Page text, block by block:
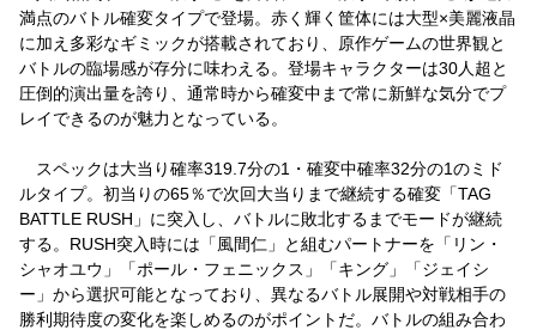
満点のバトル確変タイプで登場。赤く輝く筐体には大型×美麗液晶
に加え多彩なギミックが搭載されており、原作ゲームの世界観と
バトルの臨場感が存分に味わえる。登場キャラクターは30人超と
圧倒的演出量を誇り、通常時から確変中まで常に新鮮な気分でプ
レイできるのが魅力となっている。
スペックは大当り確率319.7分の1・確変中確率32分の1のミド
ルタイプ。初当りの65％で次回大当りまで継続する確変「TAG
BATTLE RUSH」に突入し、バトルに敗北するまでモードが継続
する。RUSH突入時には「風間仁」と組むパートナーを「リン・
シャオユウ」「ポール・フェニックス」「キング」「ジェイシ
ー」から選択可能となっており、異なるバトル展開や対戦相手の
勝利期待度の変化を楽しめるのがポイントだ。バトルの組み合わ